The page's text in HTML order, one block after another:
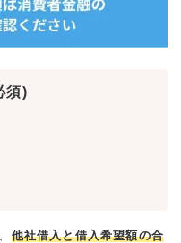
須)
他社借入と借入希望額の合